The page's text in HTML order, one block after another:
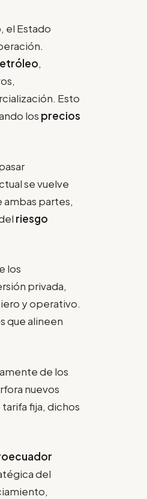
el Estado
,
Esto
los precios
se vuelve
partes,
riesgo
los
privada,
y operativo.
que alineen
de los
nuevos
fija, dichos
del